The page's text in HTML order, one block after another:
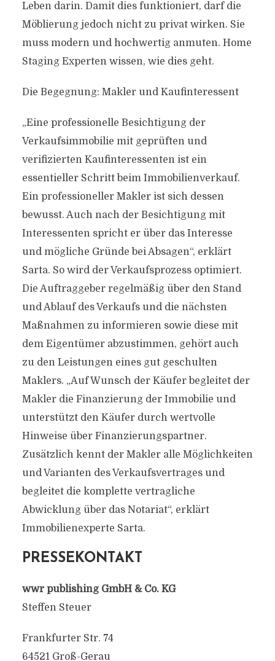
Leben darin. Damit dies funktioniert, darf die
Möblierung jedoch nicht zu privat wirken. Sie
muss modern und hochwertig anmuten. Home
Staging Experten wissen, wie dies geht.
Die Begegnung: Makler und Kaufinteressent
„Eine professionelle Besichtigung der
Verkaufsimmobilie mit geprüften und
verifizierten Kaufinteressenten ist ein
essentieller Schritt beim Immobilienverkauf.
Ein professioneller Makler ist sich dessen
bewusst. Auch nach der Besichtigung mit
Interessenten spricht er über das Interesse
und mögliche Gründe bei Absagen“, erklärt
Sarta. So wird der Verkaufsprozess optimiert.
Die Auftraggeber regelmäßig über den Stand
und Ablauf des Verkaufs und die nächsten
Maßnahmen zu informieren sowie diese mit
dem Eigentümer abzustimmen, gehört auch
zu den Leistungen eines gut geschulten
Maklers. „Auf Wunsch der Käufer begleitet der
Makler die Finanzierung der Immobilie und
unterstützt den Käufer durch wertvolle
Hinweise über Finanzierungspartner.
Zusätzlich kennt der Makler alle Möglichkeiten
und Varianten des Verkaufsvertrages und
begleitet die komplette vertragliche
Abwicklung über das Notariat“, erklärt
Immobilienexperte Sarta.
PRESSEKONTAKT
wwr publishing GmbH & Co. KG
Steffen Steuer
Frankfurter Str. 74
64521 Groß-Gerau